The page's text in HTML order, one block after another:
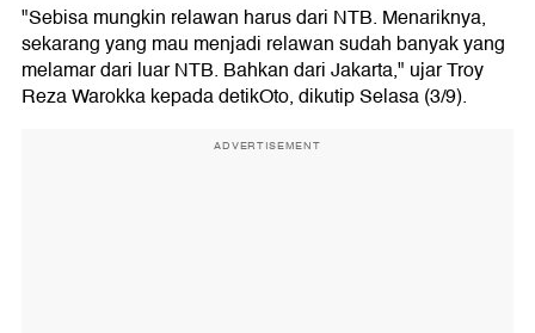
"Sebisa mungkin relawan harus dari NTB. Menariknya,
sekarang yang mau menjadi relawan sudah banyak yang
melamar dari luar NTB. Bahkan dari Jakarta," ujar Troy
Reza Warokka kepada detikOto, dikutip Selasa (3/9).
ADVERTISEMENT